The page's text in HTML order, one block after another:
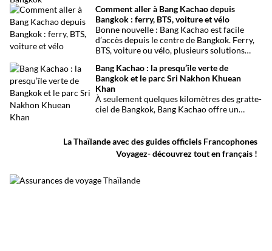
ouvert sur le golfe de Thaïlande, des
mangroves préservées et l’observation de
milliers d’oiseaux migrateurs chaque année.
Comment aller à Bang Kachao depuis
Bangkok : ferry, BTS, voiture et vélo
Bonne nouvelle : Bang Kachao est facile
d’accès depuis le centre de Bangkok. Ferry,
BTS, voiture ou vélo, plusieurs solutions
oasis de verdure.
Bang Kachao : la presqu’île verte de
Bangkok et le parc Sri Nakhon Khuean
Khan
À seulement quelques kilomètres des gratte-
ciel de Bangkok, Bang Kachao offre un
temples et marché flottant, cette vaste
presqu’île protégée constitue l’une des plus
belles escapades nature autour de Bangkok.
permet de découvrir une Thaïlande plus
La Thaïlande avec des guides officiels Francophones
Voyagez- découvrez tout en français !